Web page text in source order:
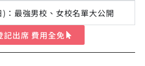
：最強男校、女校名單大公開
記出席 費用全免